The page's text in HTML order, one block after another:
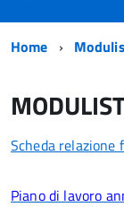
Home
Scheda
Piano di lavoro